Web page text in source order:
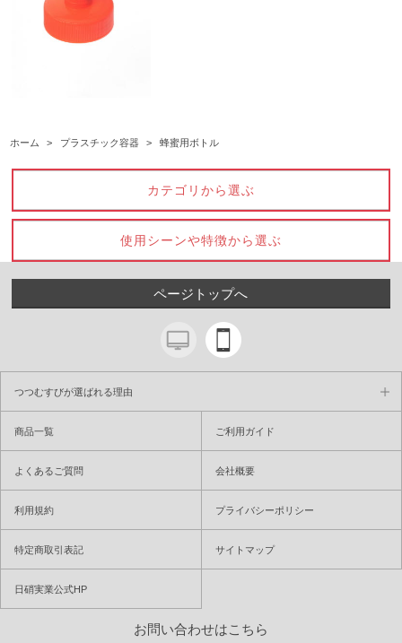
ホーム > プラスチック容器 > 蜂蜜用ボトル
カテゴリから選ぶ
使用シーンや特徴から選ぶ
ページトップへ
つつむすびが選ばれる理由
商品一覧 ご利用ガイド
よくあるご質問 会社概要
利用規約 プライバシーポリシー
特定商取引表記 サイトマップ
日硝実業公式HP
お問い合わせはこちら